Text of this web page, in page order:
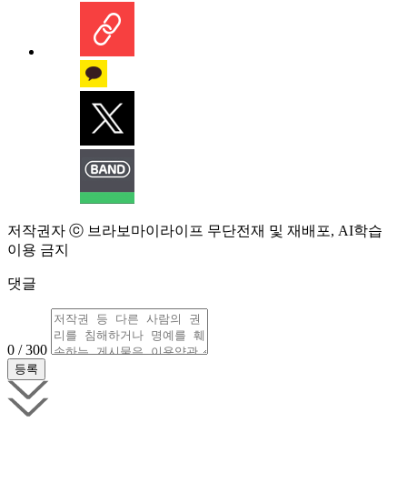
저작권자 ⓒ 브라보마이라이프 무단전재 및 재배포, AI학습
이용 금지
댓글
0 / 300